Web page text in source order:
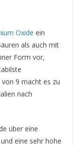
Oxide ein
als auch mit
Form vor,
9 macht es zu
nach
über eine
eine sehr hohe